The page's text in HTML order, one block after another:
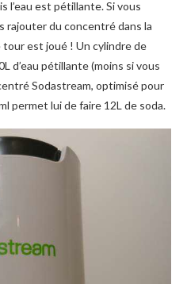
l’eau est pétillante. Si vous
rajouter du concentré dans la
est joué ! Un cylindre de
d’eau pétillante (moins si vous
Sodastream, optimisé pour
permet lui de faire 12L de soda.